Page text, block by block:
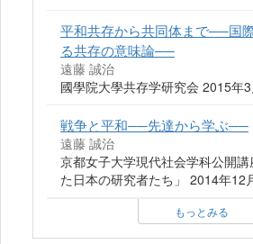
平和共存から共同体まで──国
る共存の意味論──
遠藤 誠治
國學院大學共存学研究会 2015年
戦争と平和──先達から学ぶ──
遠藤 誠治
京都女子大学現代社会学科公開講
た日本の研究者たち」 2014年12
もっとみる